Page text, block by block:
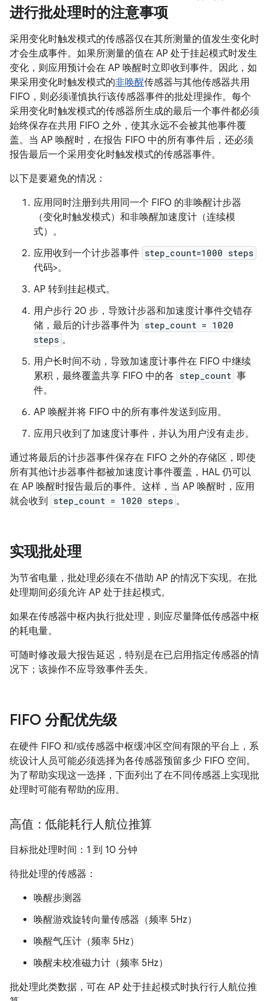
进行批处理时的注意事项
采用变化时触发模式的传感器仅在其所测量的值发生变化时
才会生成事件。如果所测量的值在 AP 处于挂起模式时发生
变化，则应用预计会在 AP 唤醒时立即收到事件。因此，如
果采用变化时触发模式的非唤醒传感器与其他传感器共用
FIFO，则必须谨慎执行该传感器事件的批处理操作。每个
采用变化时触发模式的传感器所生成的最后一个事件都必须
始终保存在共用 FIFO 之外，使其永远不会被其他事件覆
盖。当 AP 唤醒时，在报告 FIFO 中的所有事件后，还必须
报告最后一个采用变化时触发模式的传感器事件。
以下是要避免的情况：
应用同时注册到共用同一个 FIFO 的非唤醒计步器
（变化时触发模式）和非唤醒加速度计（连续模
式）。
应用收到一个计步器事件 step_count=1000 steps
代码>。
AP 转到挂起模式。
用户步行 20 步，导致计步器和加速度计事件交错存
储，最后的计步器事件为 step_count = 1020
steps 。
用户长时间不动，导致加速度计事件在 FIFO 中继续
累积，最终覆盖共享 FIFO 中的各 step_count 事
件。
AP 唤醒并将 FIFO 中的所有事件发送到应用。
应用只收到了加速度计事件，并认为用户没有走步。
通过将最后的计步器事件保存在 FIFO 之外的存储区，即使
所有其他计步器事件都被加速度计事件覆盖，HAL 仍可以
在 AP 唤醒时报告最后的事件。这样，当 AP 唤醒时，应用
就会收到
step_count = 1020 steps 。
实现批处理
为节省电量，批处理必须在不借助 AP 的情况下实现。在批
处理期间必须允许 AP 处于挂起模式。
如果在传感器中枢内执行批处理，则应尽量降低传感器中枢
的耗电量。
可随时修改最大报告延迟，特别是在已启用指定传感器的情
况下；该操作不应导致事件丢失。
FIFO 分配优先级
在硬件 FIFO 和/或传感器中枢缓冲区空间有限的平台上，系
统设计人员可能必须选择为各传感器预留多少 FIFO 空间。
为了帮助实现这一选择，下面列出了在不同传感器上实现批
处理时可能有帮助的应用。
高值：低能耗行人航位推算
目标批处理时间：1 到 10 分钟
待批处理的传感器：
唤醒步测器
唤醒游戏旋转向量传感器（频率 5Hz）
唤醒气压计（频率 5Hz）
唤醒未校准磁力计（频率 5Hz）
批处理此类数据，可在 AP 处于挂起模式时执行行人航位推